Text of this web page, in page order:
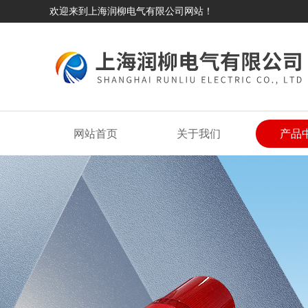
欢迎来到上海润柳电气有限公司网站！
网站首页 关于我们 产品